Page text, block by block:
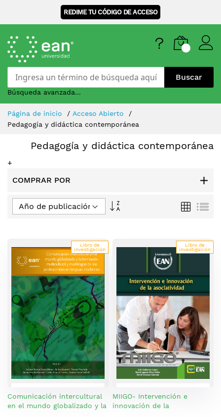
REDIME TU CÓDIGO DE ACCESO
Buscar
Búsqueda avanzada...
Skip
Content
Página de inicio
Acceso Abierto
Pedagogía y didáctica contemporánea
Pedagogía y didáctica contemporánea
+
COMPRAR POR
Dirección
Parrilla
Libro de
investigación
Comunicación intercultural
en el mundo globalizado y la
Libro de
investigación
MIIGO- Intervención e
innovación de la